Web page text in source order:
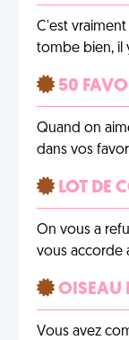
C'est
tombe bien, il
50
Quand on
dans vos
LOT DE
On vous a
vous accorde
OISEAU
Vous avez